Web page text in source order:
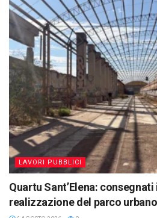
LAVORI PUBBLICI
Quartu Sant’Elena:
realizzazione del parco urbano